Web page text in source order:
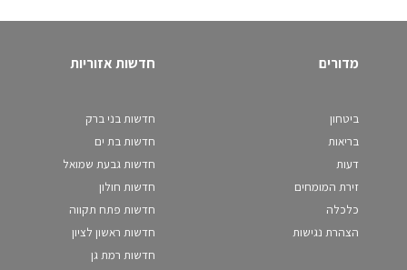
מדורים
ביטחון
בריאות
דעות
זירת המומחים
כלכלה
הצהרת נגישות
חדשות אזוריות
חדשות בני ברק
חדשות בת ים
חדשות גבעת שמואל
חדשות חולון
חדשות פתח תקווה
חדשות ראשון לציון
חדשות רמת גן